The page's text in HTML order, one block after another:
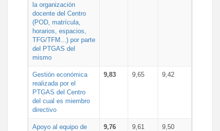
la organización
docente del Centro
(POD, matrícula,
horarios, espacios,
TFG/TFM...) por parte
del PTGAS del
mismo
Gestión económica
realizada por el
PTGAS del Centro
del cual es miembro
directivo
9,83 9,65 9,42
Apoyo al equipo de
9,76 9,61 9,50